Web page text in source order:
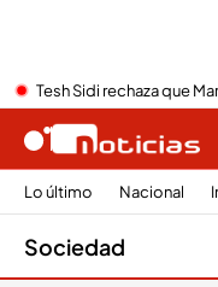
Tesh Sidi rechaza que
Lo último Nacional
Sociedad